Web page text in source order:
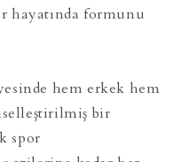
hayatında formunu
hem erkek hem
bir
spor